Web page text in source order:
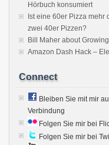
Hörbuch konsumiert
Ist eine 60er Pizza mehr
zwei 40er Pizzen?
Bill Maher about
Amazon Dash Hack –
Connect
Bleiben Sie mit mir
Verbindung
Folgen Sie mir bei
Folgen Sie mir bei